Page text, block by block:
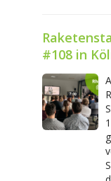
#108 in